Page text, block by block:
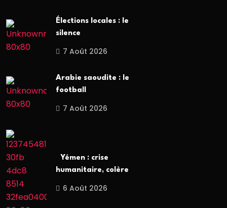
Élections locales : le
silence
7 Août 2026
Arabie saoudite : le
football
7 Août 2026
Yémen : crise
humanitaire, colère
6 Août 2026